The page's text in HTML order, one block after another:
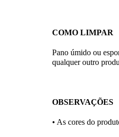
COMO LIMPAR
Pano úmido ou
qualquer outro
OBSERVAÇÕES
• As cores do